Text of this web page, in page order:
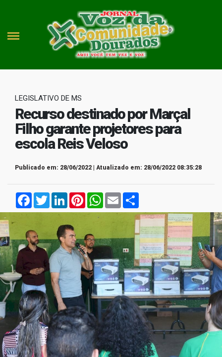
LEGISLATIVO DE MS
Recurso destinado por Marçal
Filho garante projetores para
escola Reis Veloso
Publicado em: 28/06/2022 | Atualizado em: 28/06/2022 08:35:28
FacebookTwitterLinkedInPinterestWhatsApp
Email